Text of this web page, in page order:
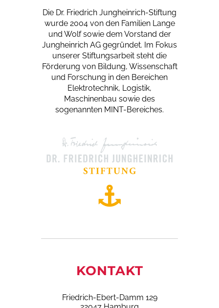
Die Dr. Friedrich Jungheinrich-Stiftung
wurde 2004 von den Familien Lange
und Wolf sowie dem Vorstand der
Jungheinrich AG gegründet. Im Fokus
unserer Stif­tungsarbeit steht die
Förderung von Bildung, Wissen­schaft
und Forschung in den Bereichen
Elektro­technik, Logistik,
Maschinenbau sowie des
sogenannten MINT-Bereiches.
KONTAKT
Friedrich-Ebert-Damm 129